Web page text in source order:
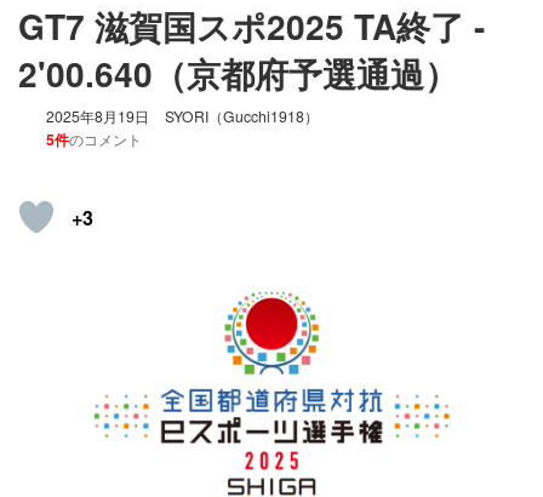
GT7 滋賀国スポ2025 TA終了 -
2'00.640（京都府予選通過）
2025年8月19日 SYORI（Gucchi1918）
5件のコメント
+3